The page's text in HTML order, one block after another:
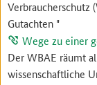
Verbraucherschutz
Gutachten "
Wege zu einer
Der WBAE räumt
wissenschaftliche